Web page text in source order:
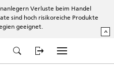
Verluste beim Handel
sind hoch risikoreiche Produkte
geeignet.
^